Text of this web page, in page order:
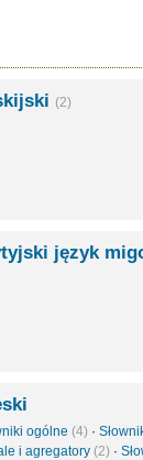
(2)
język
ogólne (4) ·
i agregatory (2) ·